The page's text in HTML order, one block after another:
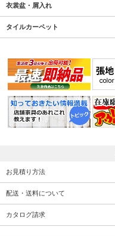
衣裳盆・屑入れ
タイルカーペット
お見積り方法
配送・送料について
カタログ請求